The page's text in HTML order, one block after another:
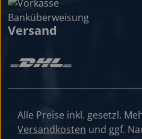
Versand
Alle Preise inkl. gesetzl.
Versandkosten und ggf.